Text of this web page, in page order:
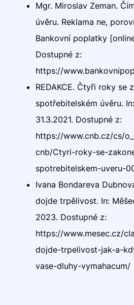
Mgr. Miroslav Zeman.
úvěru. Reklama ne,
Bankovní poplatky
Dostupné z:
https://
REDAKCE. Čtyři roky se
spotřebitelském úvěru.
31.3.2021. Dostupné z:
https://www.cnb.cz/cs/
cnb/Ctyri-roky-se-
spotrebitelskem-uveru-
Ivana Bondareva
dojde trpělivost. In:
2023. Dostupné z:
https://www.mesec.cz/
dojde-trpelivost-jak-a-
vase-dluhy-vymahacum/